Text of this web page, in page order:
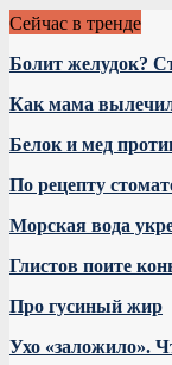
Сейчас в тренде
Болит желудок?
Как мама
Белок и мед
По рецепту
Морская вода
Глистов поите
Про гусиный жир
Ухо «заложило».